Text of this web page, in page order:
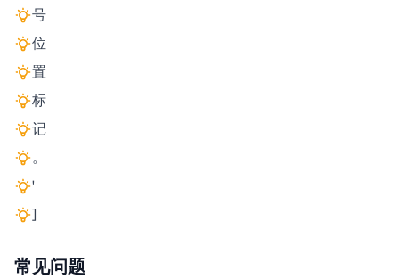
号
位
置
标
记
。
'
]
常见问题